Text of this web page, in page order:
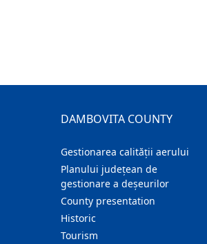
DAMBOVITA COUNTY
Gestionarea calității aerului
Planului județean de
gestionare a deșeurilor
County presentation
Historic
Tourism